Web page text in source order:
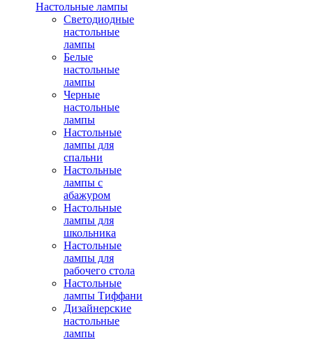
Настольные лампы
Светодиодные
настольные
лампы
Белые
настольные
лампы
Черные
настольные
лампы
Настольные
лампы для
спальни
Настольные
лампы с
абажуром
Настольные
лампы для
школьника
Настольные
лампы для
рабочего стола
Настольные
лампы Тиффани
Дизайнерские
настольные
лампы